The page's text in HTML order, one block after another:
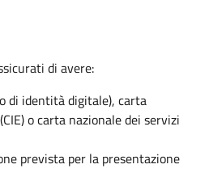
di avere:
di identità digitale), carta
o carta nazionale dei servizi
prevista per la presentazione